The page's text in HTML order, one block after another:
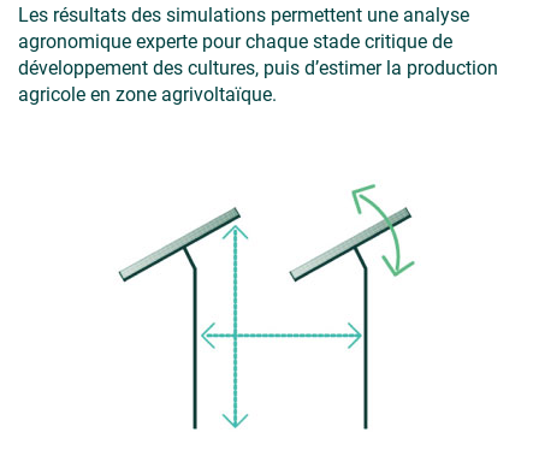
Les résultats des simulations permettent une analyse
agronomique experte pour chaque stade critique de
développement des cultures, puis d’estimer la production
agricole en zone agrivoltaïque.